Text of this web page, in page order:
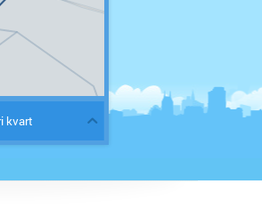
kvart